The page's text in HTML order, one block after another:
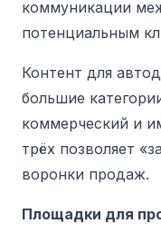
коммуникации
потенциальным
Контент для
большие
коммерческий и
трёх позволяет
воронки продаж.
Площадки для